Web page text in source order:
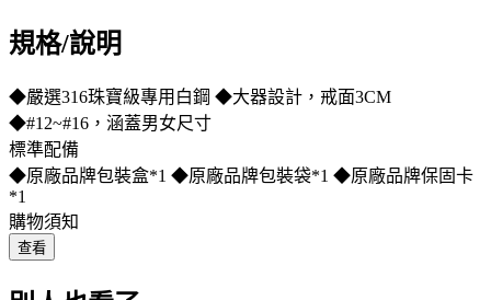
規格/說明
◆嚴選316珠寶級專用白鋼 ◆大器設計，戒面3CM
◆#12~#16，涵蓋男女尺寸
標準配備
◆原廠品牌包裝盒*1 ◆原廠品牌包裝袋*1 ◆原廠品牌保固卡
*1
購物須知
查看